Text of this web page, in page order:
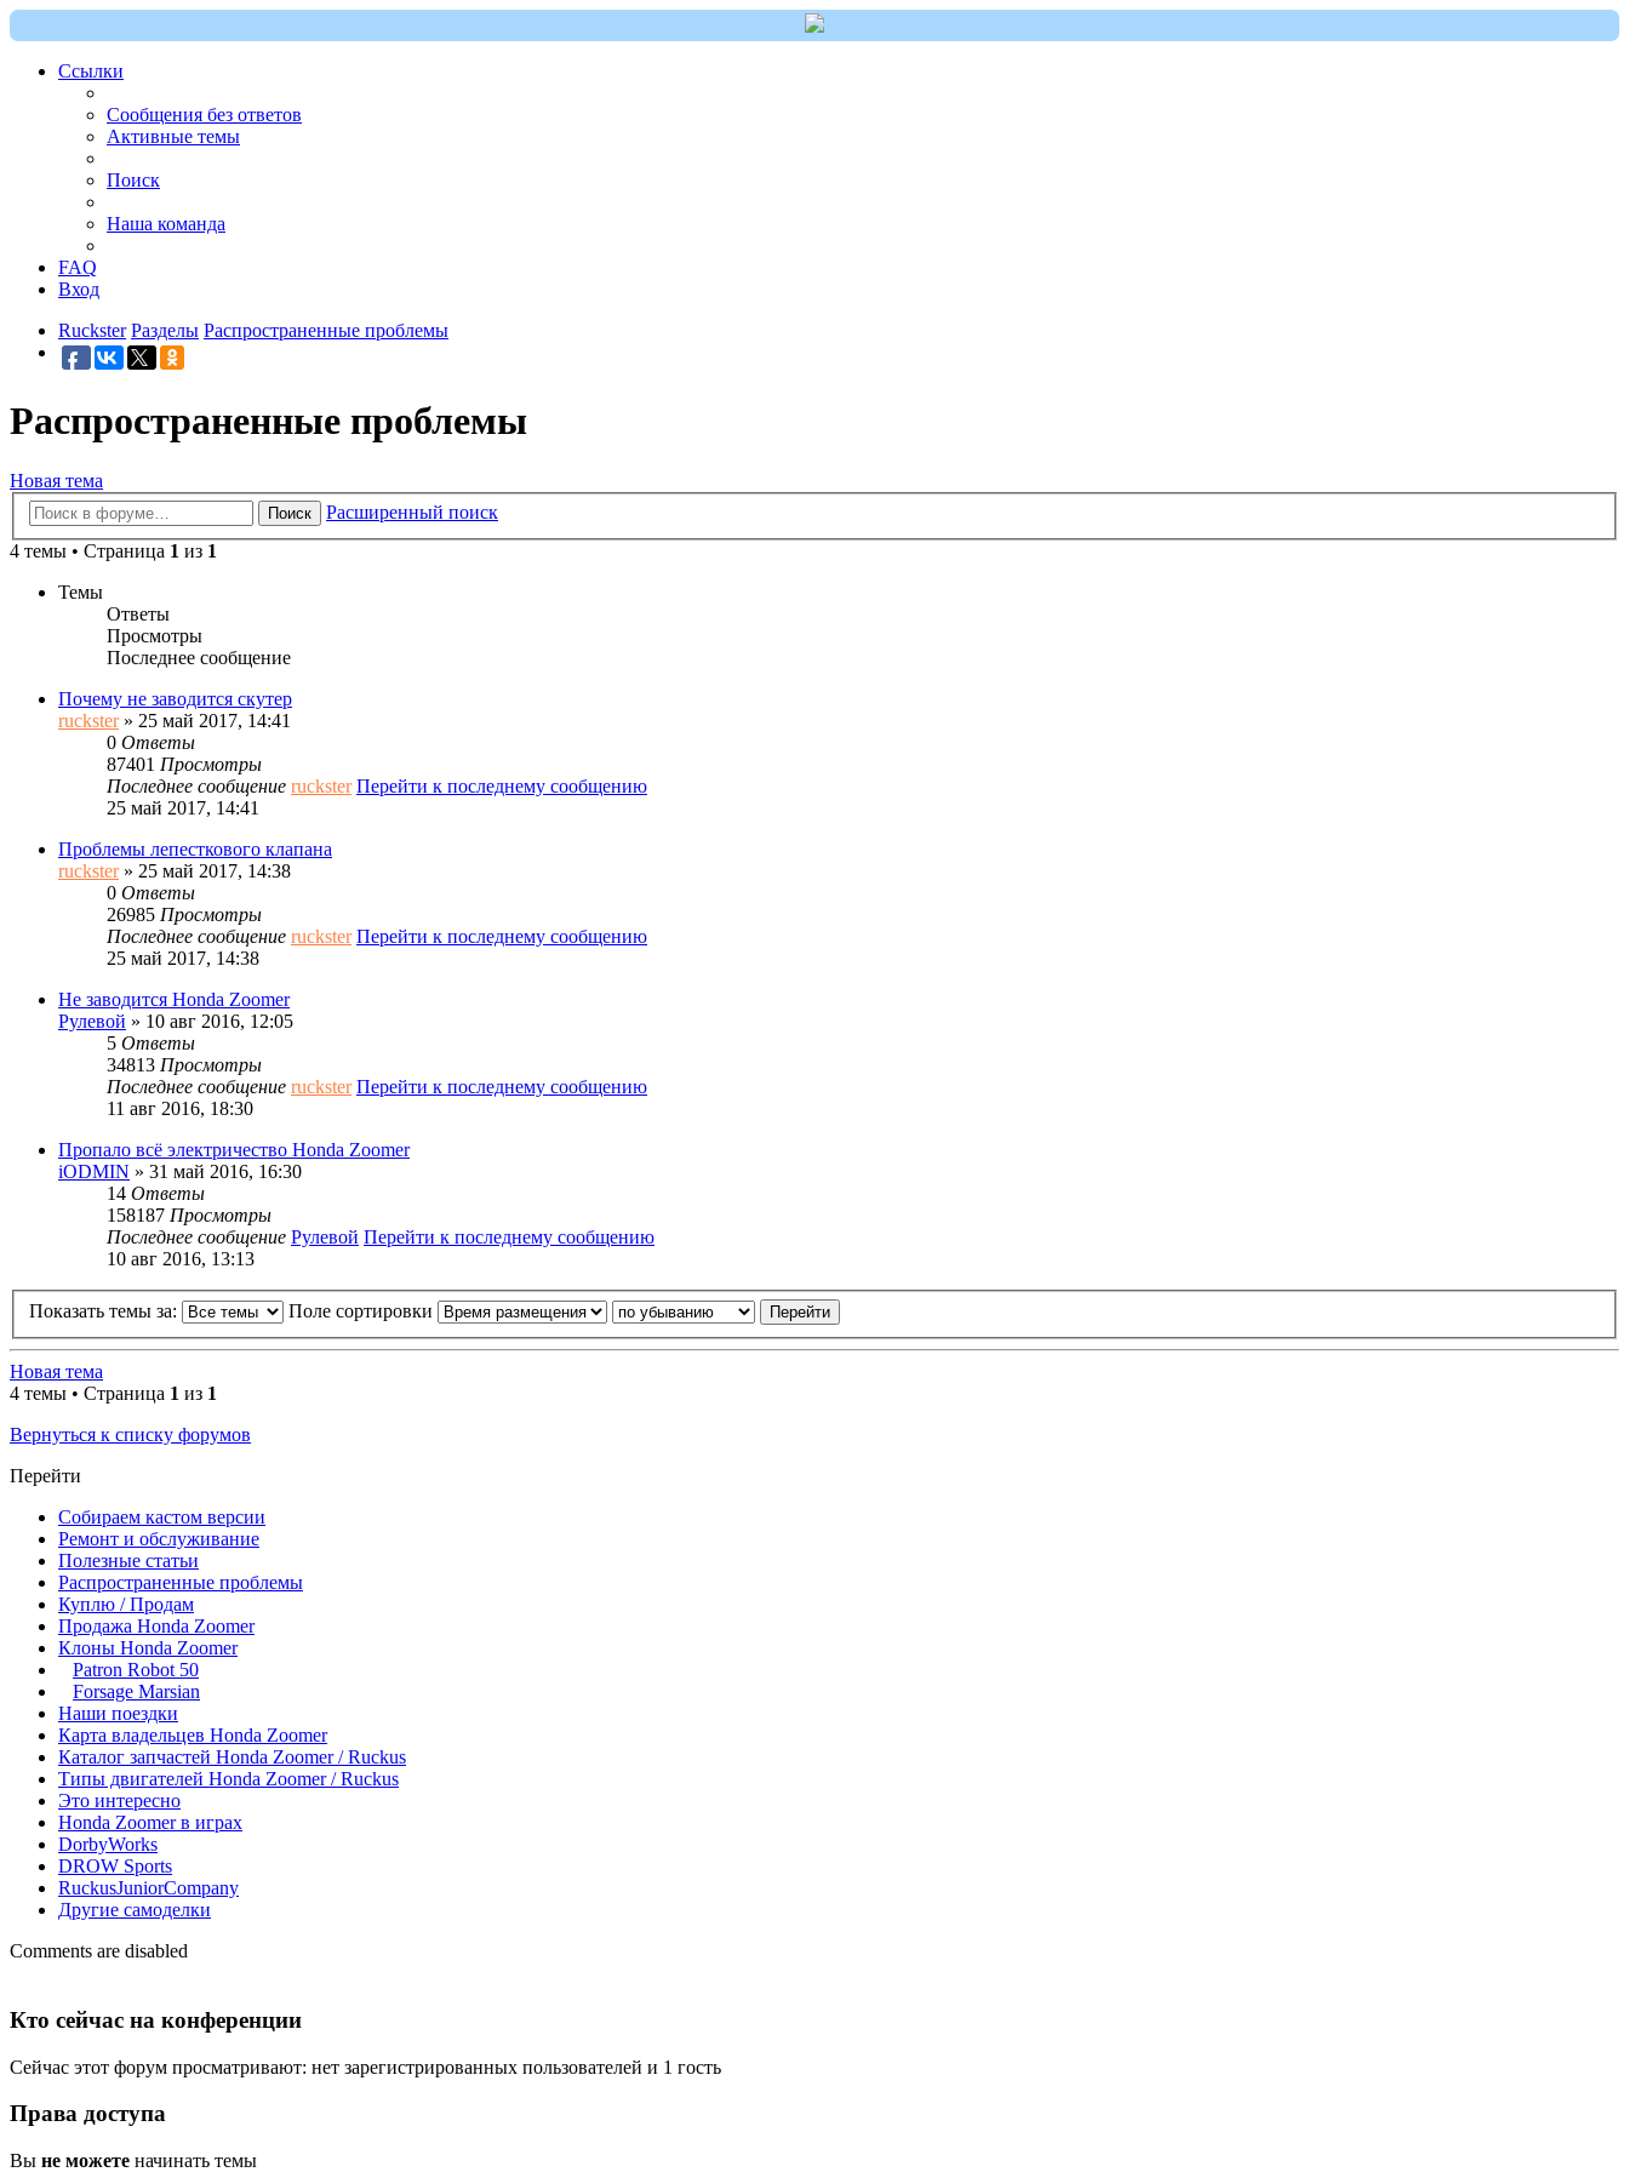
Ссылки
Сообщения без ответов
Активные темы
Поиск
Наша команда
FAQ
Вход
Ruckster Разделы Распространенные проблемы
Распространенные проблемы
Новая тема
Поиск
Расширенный поиск
4 темы • Страница 1 из 1
Темы
Ответы
Просмотры
Последнее сообщение
Почему не заводится скутер
ruckster» 25 май 2017, 14:41
0 Ответы
87401 Просмотры
Последнее сообщение ruckster Перейти к последнему сообщению
25 май 2017, 14:41
Проблемы лепесткового клапана
ruckster» 25 май 2017, 14:38
0 Ответы
26985 Просмотры
Последнее сообщение ruckster Перейти к последнему сообщению
25 май 2017, 14:38
Не заводится Honda Zoomer
Рулевой » 10 авг 2016, 12:05
5 Ответы
34813 Просмотры
Последнее сообщение ruckster Перейти к последнему сообщению
11 авг 2016, 18:30
Пропало всё электричество Honda Zoomer
iODMIN » 31 май 2016, 16:30
14 Ответы
158187 Просмотры
Последнее сообщение Рулевой Перейти к последнему сообщению
10 авг 2016, 13:13
Показать темы за: Поле сортировки
Новая тема
4 темы • Страница 1 из 1
Вернуться к списку форумов
Перейти
Собираем кастом версии
Ремонт и обслуживание
Полезные статьи
Распространенные проблемы
Куплю / Продам
Продажа Honda Zoomer
Клоны Honda Zoomer
Patron Robot 50
Forsage Marsian
Наши поездки
Карта владельцев Honda Zoomer
Каталог запчастей Honda Zoomer / Ruckus
Типы двигателей Honda Zoomer / Ruckus
Это интересно
Honda Zoomer в играх
DorbyWorks
DROW Sports
RuckusJuniorCompany
Другие самоделки
Comments are disabled
Кто сейчас на конференции
Сейчас этот форум просматривают: нет зарегистрированных пользователей и 1 гость
Права доступа
Вы не можете начинать темы